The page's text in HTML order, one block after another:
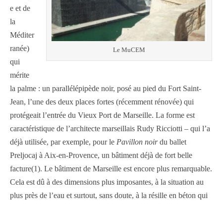
Le MuCEM
e et de
la
Méditer
ranée)
qui
mérite
la palme : un parallélépipède noir, posé au pied du Fort Saint-
Jean, l’une des deux places fortes (récemment rénovée) qui
protégeait l’entrée du Vieux Port de Marseille. La forme est
caractéristique de l’architecte marseillais Rudy Ricciotti – qui l’a
déjà utilisée, par exemple, pour le Pavillon noirdu ballet
Preljocaj à Aix-en-Provence, un bâtiment déjà de fort belle
facture(1). Le bâtiment de Marseille est encore plus remarquable.
Cela est dû à des dimensions plus imposantes, à la situation au
plus près de l’eau et surtout, sans doute, à la résille en béton qui